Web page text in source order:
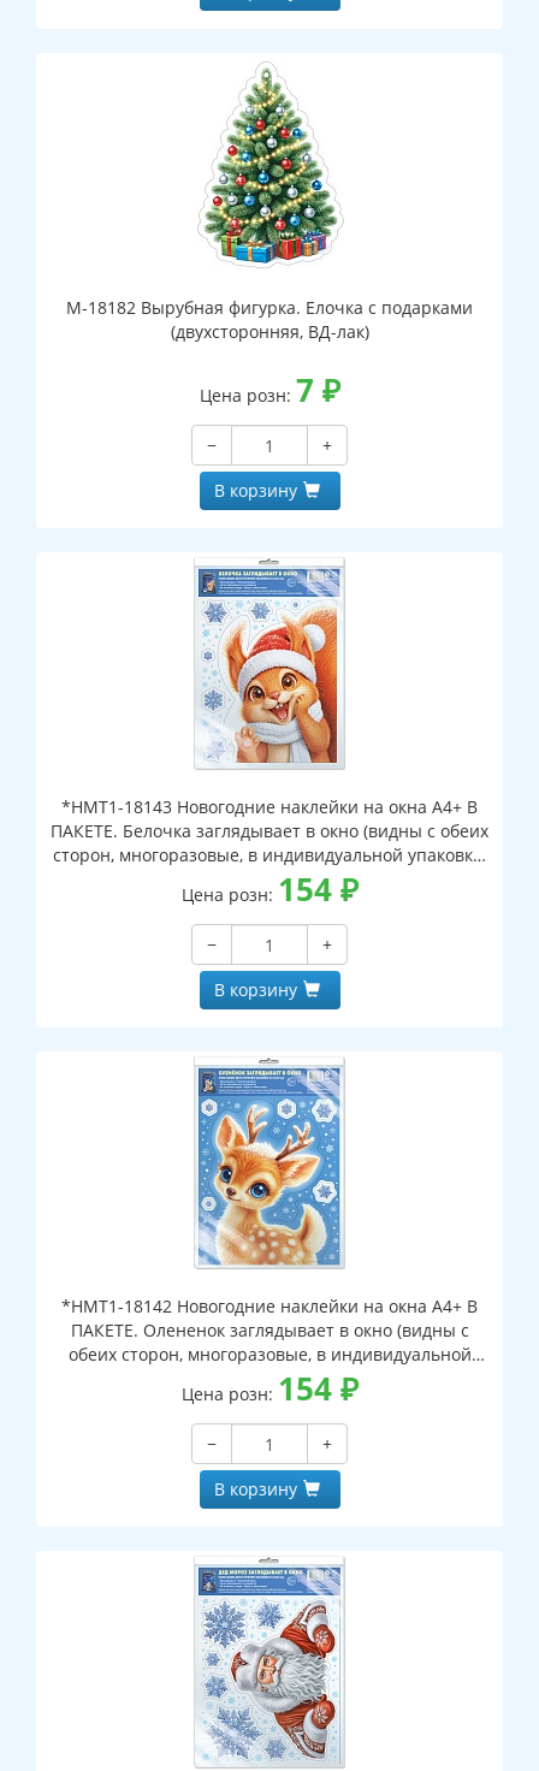
М-18182 Вырубная фигурка. Елочка с подарками
(двухсторонняя, ВД-лак)
Цена розн: 7 ₽
−
+
В корзину
*НМТ1-18143 Новогодние наклейки на окна А4+ В
ПАКЕТЕ. Белочка заглядывает в окно (видны с обеих
сторон, многоразовые, в индивидуальной упаковке,
с европодвесом и клеевым клапаном)
Цена розн: 154₽
−
+
В корзину
*НМТ1-18142 Новогодние наклейки на окна А4+ В
ПАКЕТЕ. Олененок заглядывает в окно (видны с
обеих сторон, многоразовые, в индивидуальной
упаковке, с европодвесом и клеевым клапаном)
Цена розн: 154₽
−
+
В корзину